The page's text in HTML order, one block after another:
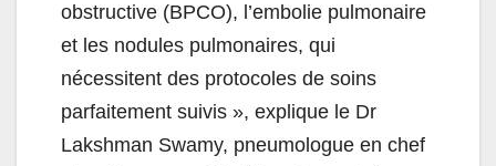
obstructive (BPCO), l’embolie pulmonaire
et les nodules pulmonaires, qui
nécessitent des protocoles de soins
parfaitement suivis », explique le Dr
Lakshman Swamy, pneumologue en chef